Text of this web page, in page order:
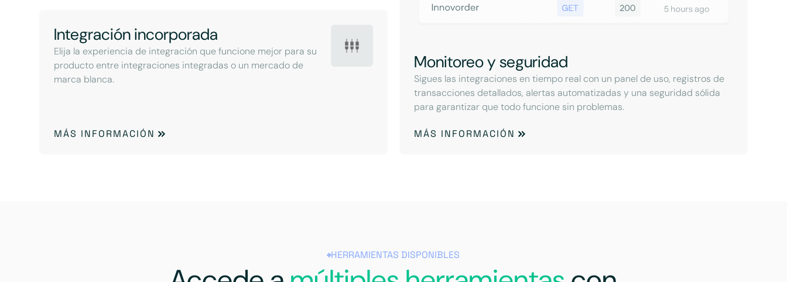
Integración incorporada
Elija la experiencia de integración que funcione mejor para su
producto entre integraciones integradas o un mercado de
marca blanca.
MÁS INFORMACIÓN
Monitoreo y seguridad
Sigues las integraciones en tiempo real con un panel de uso, registros de
transacciones detallados, alertas automatizadas y una seguridad sólida
para garantizar que todo funcione sin problemas.
MÁS INFORMACIÓN
HERRAMIENTAS DISPONIBLES